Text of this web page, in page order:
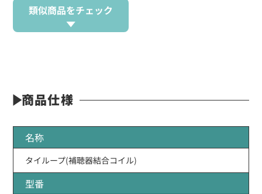
類似商品をチェック
商品仕様
名称
タイループ(補聴器結合コイル)
型番